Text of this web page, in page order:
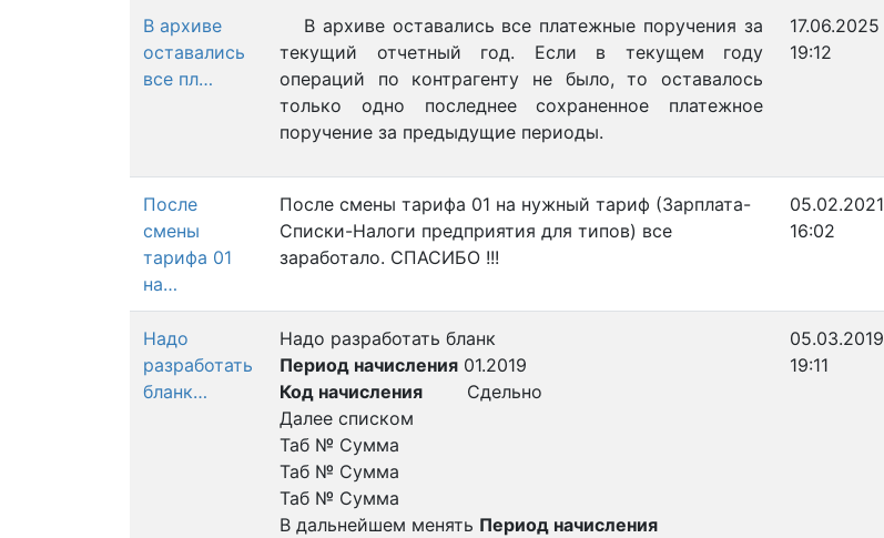
В архиве
оставались
все пл…
В архиве оставались все платежные поручения за
текущий отчетный год. Если в текущем году
операций по контрагенту не было, то оставалось
только одно последнее сохраненное платежное
поручение за предыдущие периоды.
17.06.2025
19:12
После
смены
тарифа 01
на…
После смены тарифа 01 на нужный тариф (Зарплата-
Списки-Налоги предприятия для типов) все
заработало. СПАСИБО !!!
05.02.2021
16:02
Надо
разработать
бланк…
Надо разработать бланк
Период начисления 01.2019
Код начисления Сдельно
Далее списком
Таб № Сумма
Таб № Сумма
Таб № Сумма
В дальнейшем менять Период начисления
05.03.2019
19:11